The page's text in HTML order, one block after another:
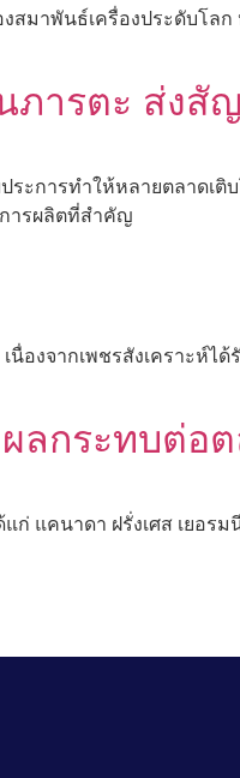
าพันธ์เครื่องประดับโลก
ารตะ ส่งสั
การทำให้หลายตลาดเติ
ารผลิตที่สำคัญ
องจากเพชรสังเคราะห์ไ
ลกระทบต่อ
แก่ แคนาดา ฝรั่งเศส เย